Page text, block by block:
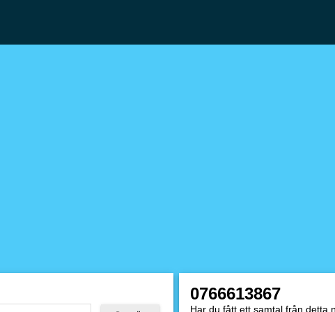
0766613867
Har du fått ett samtal från detta